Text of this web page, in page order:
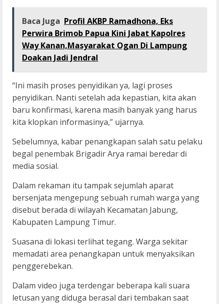
Baca Juga Profil AKBP Ramadhona, Eks
Perwira Brimob Papua Kini Jabat Kapolres
Way Kanan,Masyarakat Ogan Di Lampung
Doakan Jadi Jendral
“Ini masih proses penyidikan ya, lagi proses
penyidikan. Nanti setelah ada kepastian, kita akan
baru konfirmasi, karena masih banyak yang harus
kita klopkan informasinya,” ujarnya.
Sebelumnya, kabar penangkapan salah satu pelaku
begal penembak Brigadir Arya ramai beredar di
media sosial.
Dalam rekaman itu tampak sejumlah aparat
bersenjata mengepung sebuah rumah warga yang
disebut berada di wilayah Kecamatan Jabung,
Kabupaten Lampung Timur.
Suasana di lokasi terlihat tegang. Warga sekitar
memadati area penangkapan untuk menyaksikan
penggerebekan.
Dalam video juga terdengar beberapa kali suara
letusan yang diduga berasal dari tembakan saat